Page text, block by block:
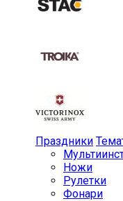
Праздники
Ножи
Рулетки
Фонари